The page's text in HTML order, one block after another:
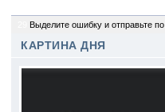
Выделите ошибку и отправьте по
КАРТИНА ДНЯ